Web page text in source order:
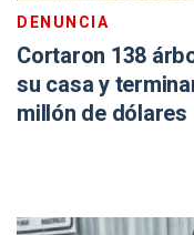
DENUNCIA
Cortaron 138
su casa y
millón de dólares